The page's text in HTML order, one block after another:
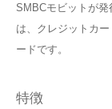
SMBCモビットが発
は、クレジットカ
ードです。
特徴